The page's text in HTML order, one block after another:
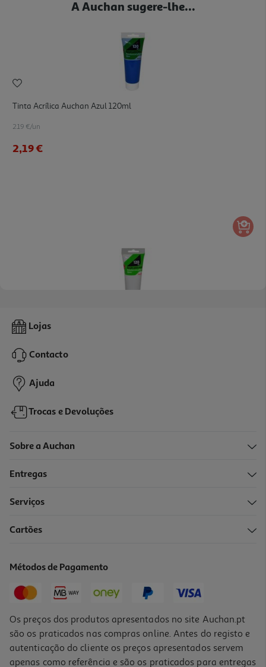
A Auchan sugere-lhe...
Tinta Acrílica Auchan Azul 120ml
2.19 €/un
2,19 €
Tinta Acrílica Auchan Branco 120ml
2,19 €
Lojas
Contacto
Ajuda
Trocas e Devoluções
Sobre a Auchan
Entregas
Serviços
Cartões
Métodos de Pagamento
Os preços dos produtos apresentados no site Auchan.pt
são os praticados nas compras online. Antes do registo e
autenticação do cliente os preços apresentados servem
apenas como referência e são os praticados para entregas